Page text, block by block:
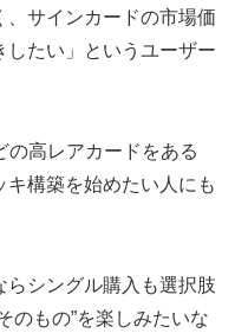
サインカードの市場価
たい」というユーザー
の高レアカードをある
構築を始めたい人にも
シングル購入も選択肢
のもの”を楽しみたいな